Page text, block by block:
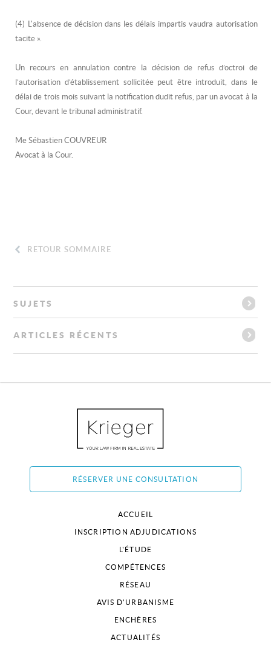
(4) L'absence de décision dans les délais impartis vaudra autorisation
tacite ».
Un recours en annulation contre la décision de refus d’octroi de
l’autorisation d’établissement sollicitée peut être introduit, dans le
délai de trois mois suivant la notification dudit refus, par un avocat à la
Cour, devant le tribunal administratif.
Me Sébastien COUVREUR
Avocat à la Cour.
RETOUR SOMMAIRE
SUJETS
ARTICLES RÉCENTS
RÉSERVER UNE CONSULTATION
ACCUEIL
INSCRIPTION ADJUDICATIONS
L'ÉTUDE
COMPÉTENCES
RÉSEAU
AVIS D'URBANISME
ENCHÈRES
ACTUALITÉS